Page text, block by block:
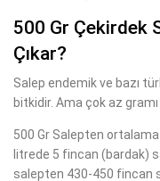
500 Gr Çekirdek
Çıkar?
Salep endemik ve bazı
bitkidir. Ama çok az
500 Gr Salepten
litrede 5 fincan (bardak)
salepten 430-450 fincan